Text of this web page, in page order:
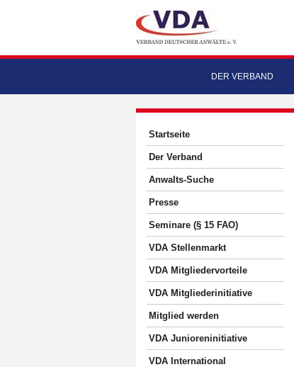
DER VERBAND
Startseite
Der Verband
Anwalts-Suche
Presse
Seminare (§ 15 FAO)
VDA Stellenmarkt
VDA Mitgliedervorteile
VDA Mitgliederinitiative
Mitglied werden
VDA Junioreninitiative
VDA International